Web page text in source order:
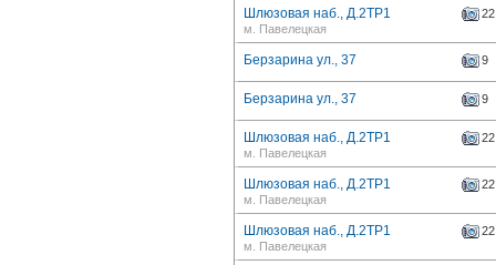
Шлюзовая наб., Д.2ТР1
22
м. Павелецкая
Берзарина ул., 37 9
Берзарина ул., 37 9
Шлюзовая наб., Д.2ТР1
22
м. Павелецкая
Шлюзовая наб., Д.2ТР1
22
м. Павелецкая
Шлюзовая наб., Д.2ТР1
22
м. Павелецкая